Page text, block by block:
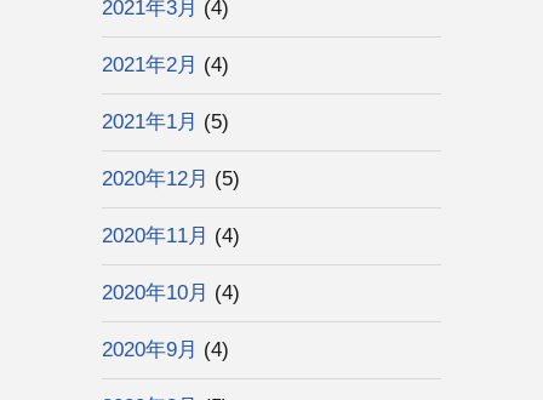
2021年3月 (4)
2021年2月 (4)
2021年1月 (5)
2020年12月 (5)
2020年11月 (4)
2020年10月 (4)
2020年9月 (4)